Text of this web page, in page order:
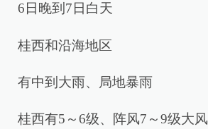
6日晚到7日白天
桂西和沿海地区
有中到大雨、局地暴雨
桂西有5～6级、阵风7～9级大风